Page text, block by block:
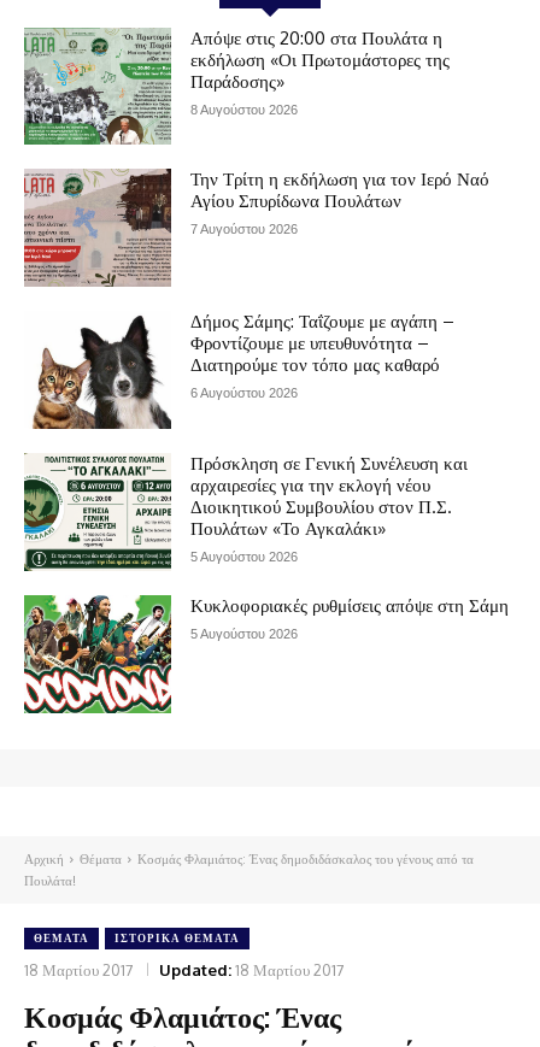
Απόψε στις 20:00 στα Πουλάτα η
εκδήλωση «Οι Πρωτομάστορες της
Παράδοσης»
8 Αυγούστου 2026
Την Τρίτη η εκδήλωση για τον Ιερό Ναό
Αγίου Σπυρίδωνα Πουλάτων
7 Αυγούστου 2026
Δήμος Σάμης: Ταΐζουμε με αγάπη –
Φροντίζουμε με υπευθυνότητα –
Διατηρούμε τον τόπο μας καθαρό
6 Αυγούστου 2026
Πρόσκληση σε Γενική Συνέλευση και
αρχαιρεσίες για την εκλογή νέου
Διοικητικού Συμβουλίου στον Π.Σ.
Πουλάτων «Το Αγκαλάκι»
5 Αυγούστου 2026
Κυκλοφοριακές ρυθμίσεις απόψε στη Σάμη
5 Αυγούστου 2026